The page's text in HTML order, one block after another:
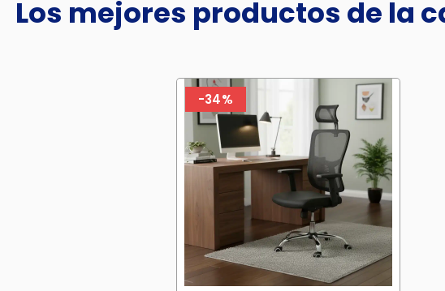
Los mejores productos de la
-34%